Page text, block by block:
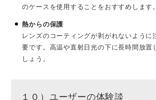
のケースを使用することをおすすめします。
熱からの保護
レンズのコーティングが剥がれないように
要です。高温や直射日光の下に長時間放置
しょう。
１０）ユーザーの体験談